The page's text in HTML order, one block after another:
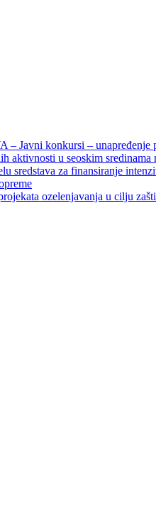
konkursi – unapređenje
u seoskim
za finansiranje
ozelenjavanja u cilju